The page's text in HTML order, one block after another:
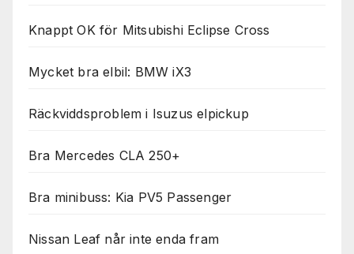
Knappt OK för Mitsubishi Eclipse Cross
Mycket bra elbil: BMW iX3
Räckviddsproblem i Isuzus elpickup
Bra Mercedes CLA 250+
Bra minibuss: Kia PV5 Passenger
Nissan Leaf når inte enda fram